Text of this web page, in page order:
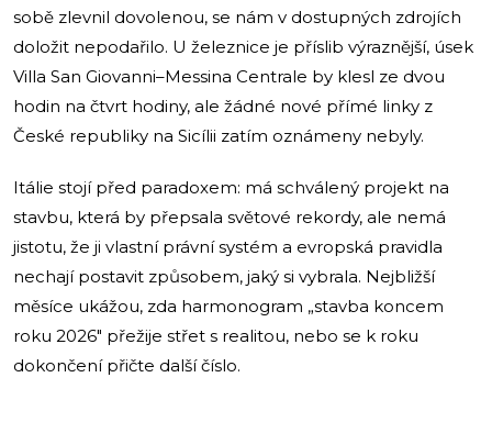
sobě zlevnil dovolenou, se nám v dostupných zdrojích
doložit nepodařilo. U železnice je příslib výraznější, úsek
Villa San Giovanni–Messina Centrale by klesl ze dvou
hodin na čtvrt hodiny, ale žádné nové přímé linky z
České republiky na Sicílii zatím oznámeny nebyly.
Itálie stojí před paradoxem: má schválený projekt na
stavbu, která by přepsala světové rekordy, ale nemá
jistotu, že ji vlastní právní systém a evropská pravidla
nechají postavit způsobem, jaký si vybrala. Nejbližší
měsíce ukážou, zda harmonogram „stavba koncem
roku 2026″ přežije střet s realitou, nebo se k roku
dokončení přičte další číslo.